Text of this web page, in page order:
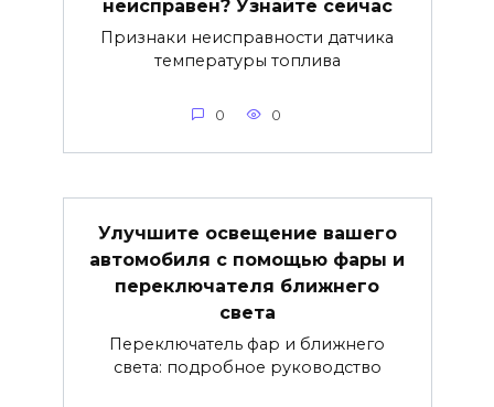
неисправен? Узнайте сейчас
Признаки неисправности датчика
температуры топлива
0 0
Улучшите освещение вашего
автомобиля с помощью фары и
переключателя ближнего
света
Переключатель фар и ближнего
света: подробное руководство